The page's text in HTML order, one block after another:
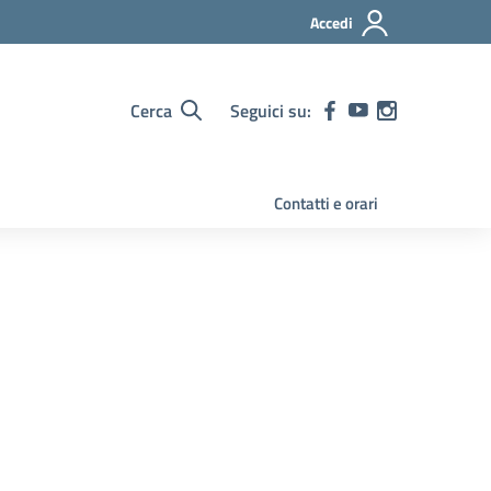
Accedi
Cerca Seguici su:
Contatti e orari